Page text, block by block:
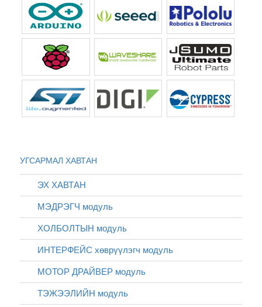
УГСАРМАЛ ХАВТАН
ЭХ ХАВТАН
МЭДРЭГЧ модуль
ХОЛБОЛТЫН модуль
ИНТЕРФЕЙС хөврүүлэгч модуль
МОТОР ДРАЙВЕР модуль
ТЭЖЭЭЛИЙН модуль